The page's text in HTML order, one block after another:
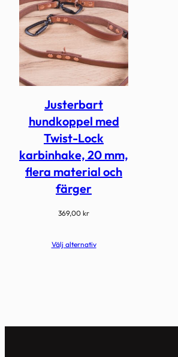
Justerbart
hundkoppel med
Twist-Lock
karbinhake, 20 mm,
flera material och
färger
369,00 kr
Välj alternativ